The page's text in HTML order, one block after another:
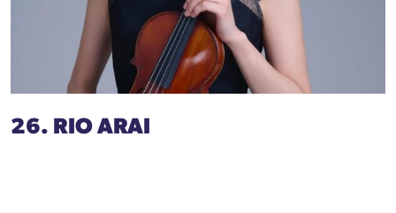
26. RIO ARAI